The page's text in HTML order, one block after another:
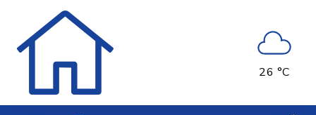
26 °C